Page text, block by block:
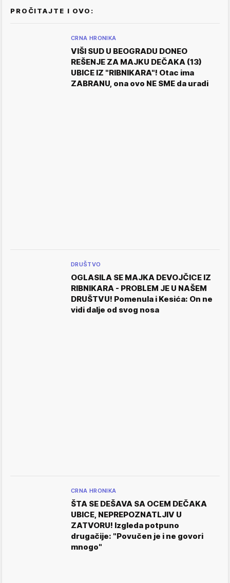
PROČITAJTE I OVO:
CRNA HRONIKA
VIŠI SUD U BEOGRADU DONEO
REŠENJE ZA MAJKU DEČAKA (13)
UBICE IZ "RIBNIKARA"! Otac ima
ZABRANU, ona ovo NE SME da uradi
DRUŠTVO
OGLASILA SE MAJKA DEVOJČICE IZ
RIBNIKARA - PROBLEM JE U NAŠEM
DRUŠTVU! Pomenula i Kesića: On ne
vidi dalje od svog nosa
CRNA HRONIKA
ŠTA SE DEŠAVA SA OCEM DEČAKA
UBICE, NEPREPOZNATLJIV U
ZATVORU! Izgleda potpuno
drugačije: "Povučen je i ne govori
mnogo"